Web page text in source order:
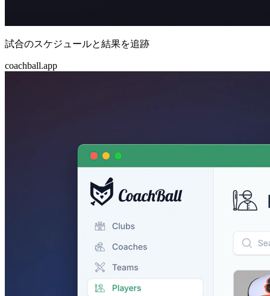
試合のスケジュールと結果を追跡
coachball.app